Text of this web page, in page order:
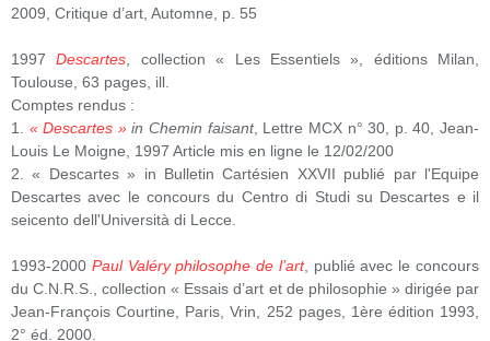
2009, Critique d’art, Automne, p. 55
1997Descartes , collection « Les Essentiels », éditions Milan,
Toulouse, 63 pages, ill.
Comptes rendus :
1. « Descartes »in Chemin faisant, Lettre MCX n° 30, p. 40, Jean-
Louis Le Moigne, 1997 Article mis en ligne le 12/02/200
2. « Descartes » in Bulletin Cartésien XXVII publié par l'Equipe
Descartes avec le concours du Centro di Studi su Descartes e il
seicento dell'Università di Lecce.
1993-2000 Paul Valéry philosophe de l’art, publié avec le concours
du C.N.R.S., collection « Essais d’art et de philosophie » dirigée par
Jean-François Courtine, Paris, Vrin, 252 pages, 1ère édition 1993,
2° éd. 2000.